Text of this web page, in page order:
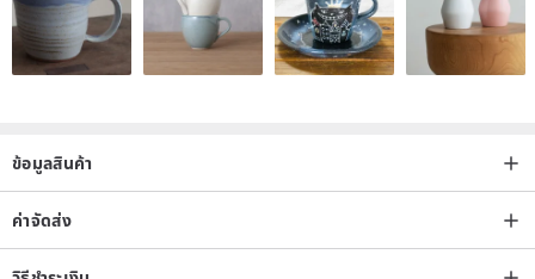
▲ hand knitted fabric + spell color cotton linen made of handmade
cotton touch with bright colors, composed of distinctive colors, is a
good thing with clothes, back to nature, a good experience
ข้อมูลสินค้า
ค่าจัดส่ง